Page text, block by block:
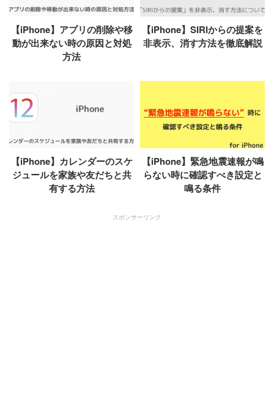
【iPhone】アプリの削除や移
動が出来ない時の原因と対処
方法
【iPhone】SIRIからの提案を
非表示、消す方法を徹底解説
【iPhone】カレンダーのスケ
ジュールを家族や友だちと共
有する方法
【iPhone】緊急地震速報が鳴
らない時に確認すべき設定と
鳴る条件
スポンサーリンク